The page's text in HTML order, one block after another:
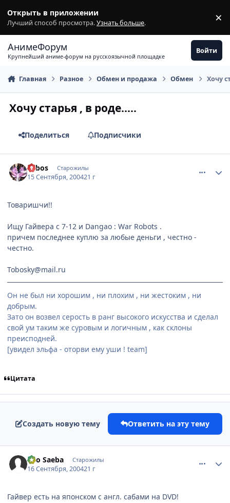
Открыть в приложении
Лучший способ просмотра.Узнать больше. ×
АнимеФорум
Крупнейший аниме-форум на русскоязычной площадке
Войти
Главная Разное Обмен и продажа Обмен Хочу
Хочу старья , в роде.....
Поделиться Подписчики
Tobos Старожилы
15 Сентября, 200421 г
Товаришчи!!
Ищу Гайвера с 7-12 и Dangao : War Robots .
причем последнее куплю за любые деньги , честно -
честно.
Tobosky@mail.ru
Он не был ни хорошим , ни плохим , ни жестоким , ни
добрым.
Зато он возвел серость в ранг высокого искусства и сделал
свой ум таким же суровым и логичным , как склоны
преисподней.
[увидел эльфа - оторви ему уши ! team]
Цитата
Создать новую тему Ответить на эту тему
Ryo Saeba Старожилы
16 Сентября, 200421 г
Гайвер есть на японском с англ. сабами на DVD!